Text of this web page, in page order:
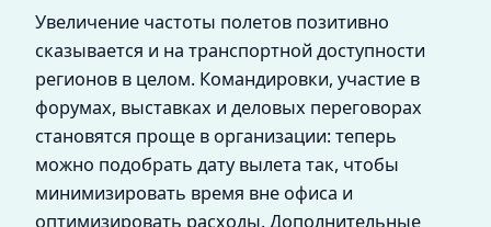
Увеличение частоты полетов позитивно
сказывается и на транспортной доступности
регионов в целом. Командировки, участие в
форумах, выставках и деловых переговорах
становятся проще в организации: теперь
можно подобрать дату вылета так, чтобы
минимизировать время вне офиса и
оптимизировать расходы. Дополнительные